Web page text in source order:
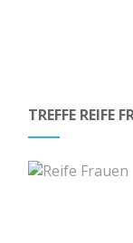
TREFFE REIFE